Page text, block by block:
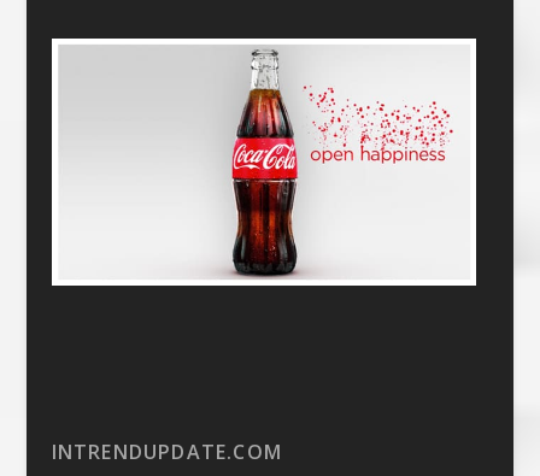
INTRENDUPDATE.COM